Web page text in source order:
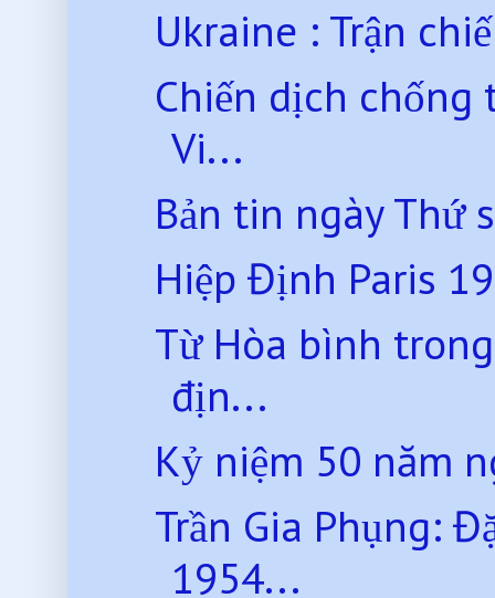
Ukraine : Trận
Chiến dịch
Vi...
Bản tin ngày Thứ
Hiệp Định Paris
Từ Hòa bình
địn...
Kỷ niệm 50 năm
Trần Gia Phụng:
1954...